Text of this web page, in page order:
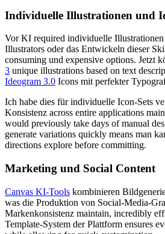
Individuelle Illustrationen und
Vor KI required individuelle Illustrationen
Illustrators oder das Entwickeln dieser
consuming und expensive options. Jetzt
3 unique illustrations based on text
Ideogram 3.0 Icons mit perfekter
Ich habe dies für individuelle Icon-Sets
Konsistenz across entire applications
would previously take days of manual
generate variations quickly means man
directions explore before committing.
Marketing und Social Content
Canvas KI-Tools kombinieren
was die Produktion von Social-Media-
Markenkonsistenz maintain, incredibly
Template-System der Plattform ensures